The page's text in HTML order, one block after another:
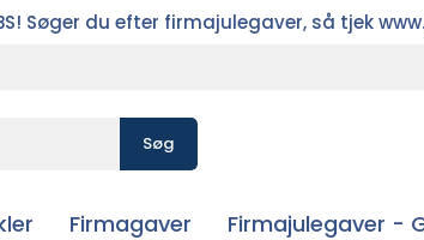
Søger du efter firmajulegaver, så tjek
Søg
Firmagaver Firmajulegaver -